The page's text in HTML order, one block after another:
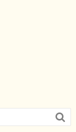
